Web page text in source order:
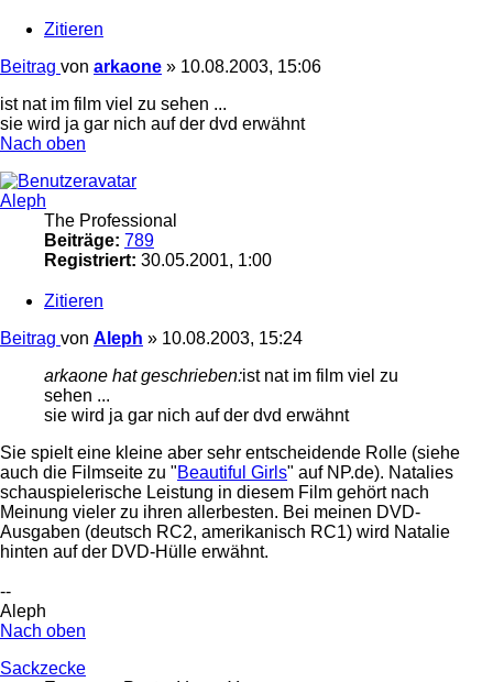
Zitieren
Beitrag von arkaone » 10.08.2003, 15:06
ist nat im film viel zu sehen ...
sie wird ja gar nich auf der dvd erwähnt
Nach oben
Aleph
The Professional
Beiträge: 789
Registriert: 30.05.2001, 1:00
Zitieren
Beitrag von Aleph » 10.08.2003, 15:24
arkaone hat geschrieben:ist nat im film viel zu
sehen ...
sie wird ja gar nich auf der dvd erwähnt
Sie spielt eine kleine aber sehr entscheidende Rolle (siehe
auch die Filmseite zu "Beautiful Girls" auf NP.de). Natalies
schauspielerische Leistung in diesem Film gehört nach
Meinung vieler zu ihren allerbesten. Bei meinen DVD-
Ausgaben (deutsch RC2, amerikanisch RC1) wird Natalie
hinten auf der DVD-Hülle erwähnt.
--
Aleph
Nach oben
Sackzecke